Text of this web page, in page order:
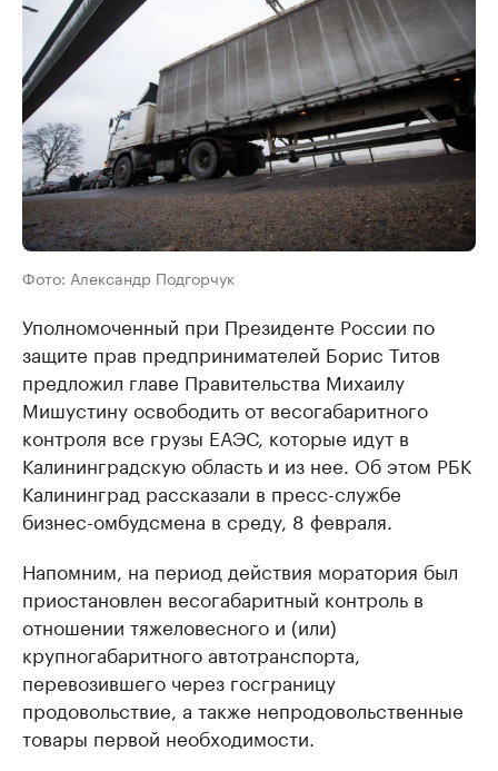
Фото: Александр Подгорчук
Уполномоченный при Президенте России по
защите прав предпринимателей Борис Титов
предложил главе Правительства Михаилу
Мишустину освободить от весогабаритного
контроля все грузы ЕАЭС, которые идут в
Калининградскую область и из нее. Об этом РБК
Калининград рассказали в пресс-службе
бизнес-омбудсмена в среду, 8 февраля.
Напомним, на период действия моратория был
приостановлен весогабаритный контроль в
отношении тяжеловесного и (или)
крупногабаритного автотранспорта,
перевозившего через госграницу
продовольствие, а также непродовольственные
товары первой необходимости.